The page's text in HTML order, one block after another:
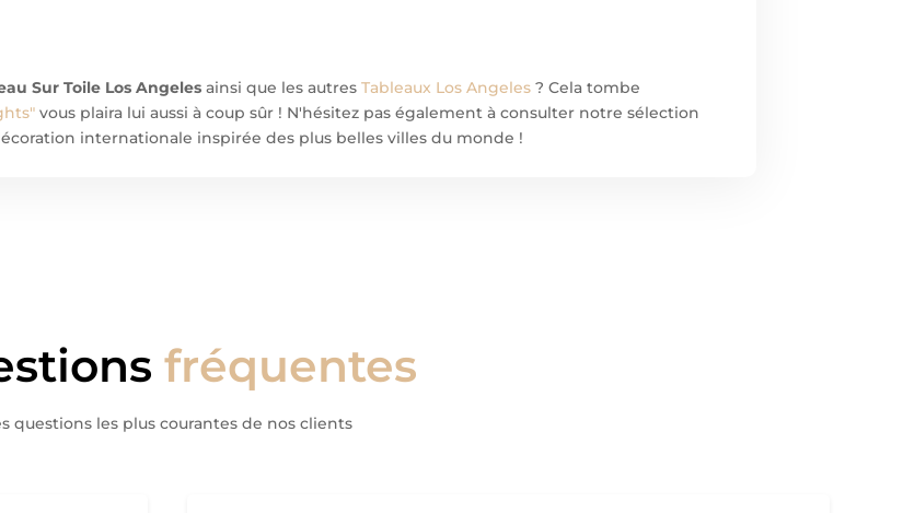
Sur Toile Los Angeles ainsi que les autresTableaux Los Angeles ? Cela tombe
vous plaira lui aussi à coup sûr ! N'hésitez pas également à consulter notre sélection
internationale inspirée des plus belles villes du monde !
fréquentes
questions les plus courantes de nos clients